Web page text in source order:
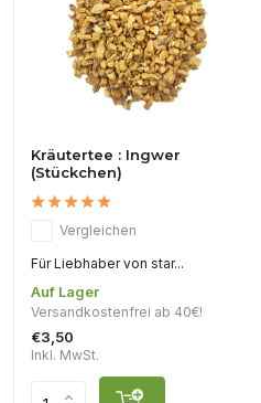
Kräutertee : Ingwer
(Stückchen)
Vergleichen
Für Liebhaber von star...
Auf Lager
Versandkostenfrei ab 40€!
€3,50
Inkl. MwSt.